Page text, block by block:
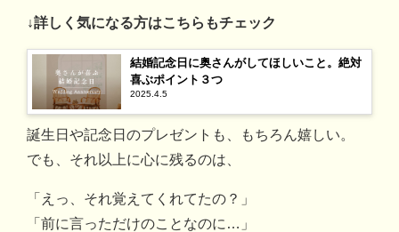
↓詳しく気になる方はこちらもチェック
結婚記念日に奥さんがしてほしいこと。絶対
喜ぶポイント３つ
2025.4.5
誕生日や記念日のプレゼントも、もちろん嬉しい。
でも、それ以上に心に残るのは、
「えっ、それ覚えてくれてたの？」
「前に言っただけのことなのに…」